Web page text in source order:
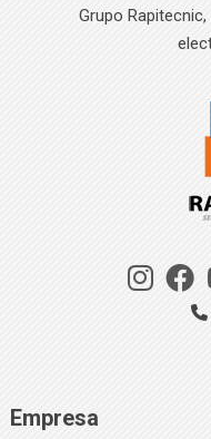
Grupo
Empresa